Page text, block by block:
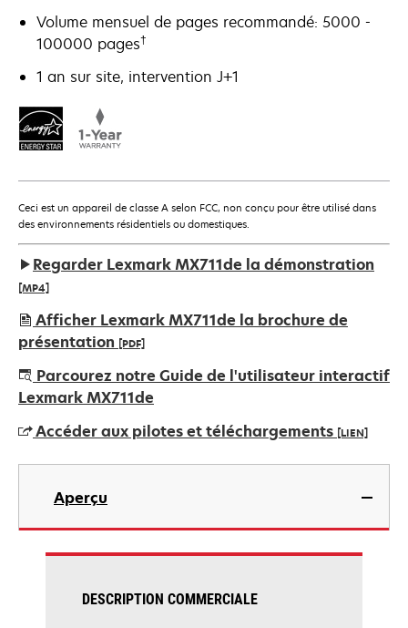
Volume mensuel de pages recommandé: 5000 -
100000 pages†
1 an sur site, intervention J+1
Ceci est un appareil de classe A selon FCC, non conçu pour être utilisé dans
des environnements résidentiels ou domestiques.
Regarder Lexmark MX711de la démonstration
[MP4]
Afficher Lexmark MX711de la brochure de
présentation [PDF]
s’ouvre
dans
nouvel
onglet
Parcourez notre Guide de l'utilisateur interactif
Lexmark MX711de
Accéder aux pilotes et téléchargements [LIEN]
s’ouvre
nouvel
onglet
Aperçu
DESCRIPTION COMMERCIALE